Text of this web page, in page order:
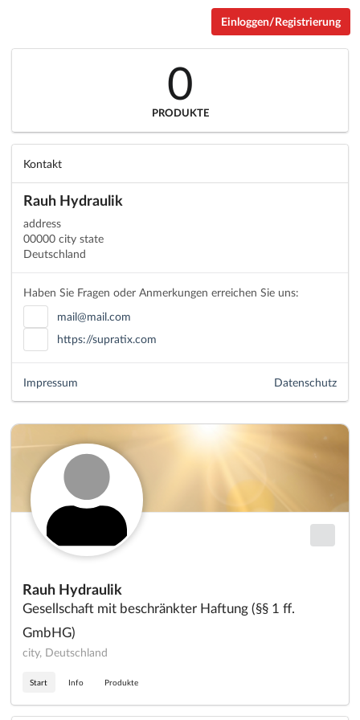
Einloggen/Registrierung
Rauh Hydraulik
Gesellschaft mit beschränkter Haftung (§§ 1 ff.
GmbHG)
city, Deutschland
Start Info Produkte
0
PRODUKTE
Kontakt
Rauh Hydraulik
address
00000 city state
Deutschland
Haben Sie Fragen oder Anmerkungen erreichen Sie uns:
mail@mail.com
https://supratix.com
Datenschutz
Impressum